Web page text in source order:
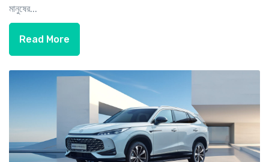
মানুষের...
Read More